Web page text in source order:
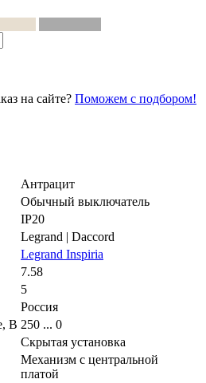
на сайте? Поможем с подбором!
Антрацит
Обычный выключатель
IP20
Legrand | Daccord
Legrand Inspiria
7.58
5
Россия
В 250 ... 0
Скрытая установка
Механизм с центральной
платой